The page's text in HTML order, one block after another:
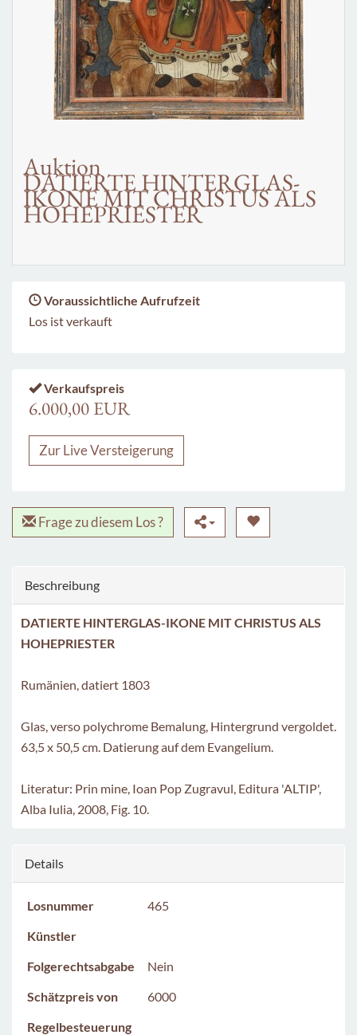
Auktion
DATIERTE HINTERGLAS-
IKONE MIT CHRISTUS ALS
HOHEPRIESTER
Voraussichtliche Aufrufzeit
Los ist verkauft
Verkaufspreis
6.000,00 EUR
Zur Live Versteigerung
Frage zu diesem Los ?
Beschreibung
DATIERTE HINTERGLAS-IKONE MIT CHRISTUS ALS
HOHEPRIESTER
Rumänien, datiert 1803
Glas, verso polychrome Bemalung, Hintergrund vergoldet.
63,5 x 50,5 cm. Datierung auf dem Evangelium.
Literatur: Prin mine, Ioan Pop Zugravul, Editura 'ALTIP',
Alba Iulia, 2008, Fig. 10.
Details
Losnummer
465
Künstler
Folgerechtsabgabe
Nein
Schätzpreis von
6000
Regelbesteuerung